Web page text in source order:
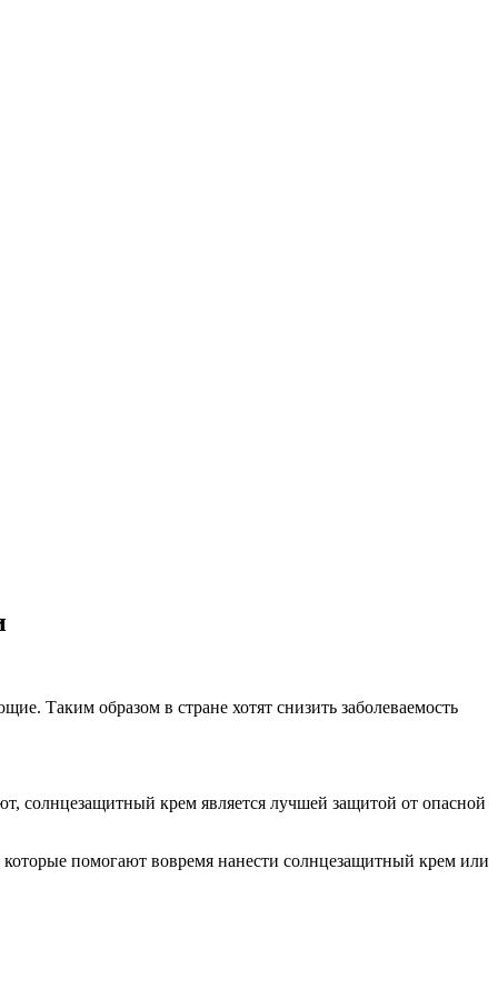
Таким образом в стране хотят снизить заболеваемость
солнцезащитный крем является лучшей защитой от опасной
помогают вовремя нанести солнцезащитный крем или